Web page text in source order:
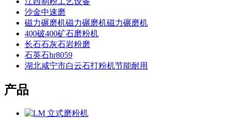
沙金中速磨
磁力碾磨机磁力碾磨机磁力碾磨机
400破400矿石磨粉机
长石石灰石岩粉磨
石英石hr8059
湖北咸宁市白云石打粉机节能耐用
产品